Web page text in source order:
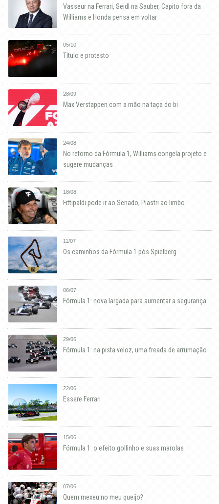
Vasseur na Ferrari, Seidl na Sauber, Capito fora da
Williams e Honda pensa em voltar
05/10
Título e protesto
28/09
Max Verstappen com a mão na taça do bi
24/08
No retorno da Fórmula 1, Williams congela projeto e
sugere mudanças
18/08
Fittipaldi pode ir ao Senado, Piastri ao limbo
11/07
Os caminhos da Fórmula 1 pós Spielberg
06/07
Fórmula 1: nova largada para aumentar a segurança
29/06
Fórmula 1: na pista veloz, uma freada de arrumação
22/06
Essere Ferrari
15/06
Fórmula 1: o efeito golfinho e suas marolas
07/06
Quem mexeu no meu queijo?